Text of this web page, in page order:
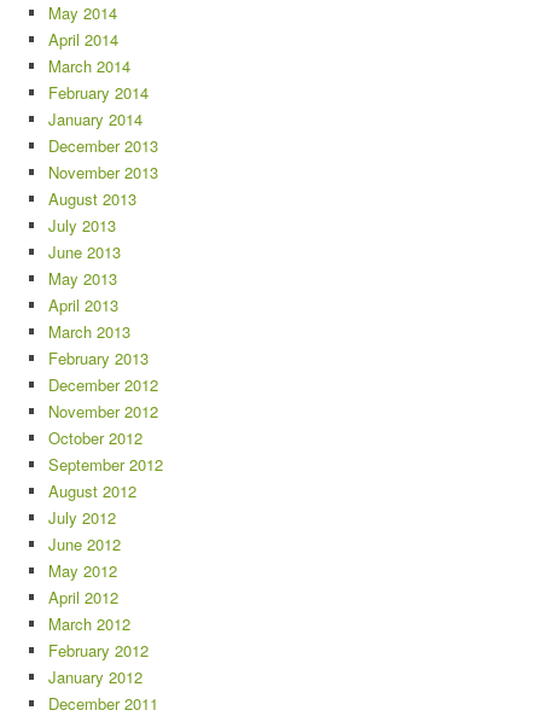
May 2014
April 2014
March 2014
February 2014
January 2014
December 2013
November 2013
August 2013
July 2013
June 2013
May 2013
April 2013
March 2013
February 2013
December 2012
November 2012
October 2012
September 2012
August 2012
July 2012
June 2012
May 2012
April 2012
March 2012
February 2012
January 2012
December 2011